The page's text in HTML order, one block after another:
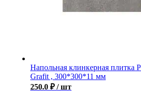
Напольная клинкерная плитка
Grafit , 300*300*11 мм
250.0 ₽ / шт